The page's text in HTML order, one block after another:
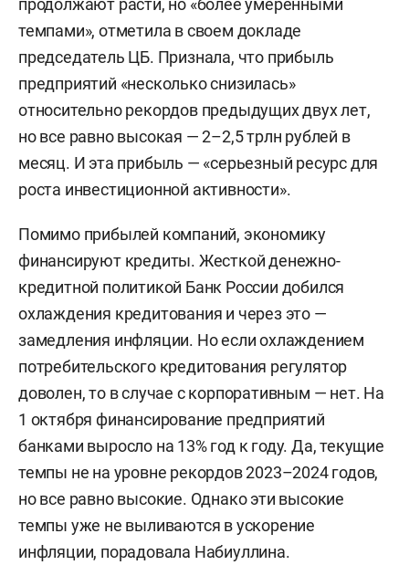
продолжают расти, но «более умеренными
темпами», отметила в своем докладе
председатель ЦБ. Признала, что прибыль
предприятий «несколько снизилась»
относительно рекордов предыдущих двух лет,
но все равно высокая — 2–2,5 трлн рублей в
месяц. И эта прибыль — «серьезный ресурс для
роста инвестиционной активности».
Помимо прибылей компаний, экономику
финансируют кредиты. Жесткой денежно-
кредитной политикой Банк России добился
охлаждения кредитования и через это —
замедления инфляции. Но если охлаждением
потребительского кредитования регулятор
доволен, то в случае с корпоративным — нет. На
1 октября финансирование предприятий
банками выросло на 13% год к году. Да, текущие
темпы не на уровне рекордов 2023–2024 годов,
но все равно высокие. Однако эти высокие
темпы уже не выливаются в ускорение
инфляции, порадовала Набиуллина.